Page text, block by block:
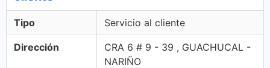
Tipo Servicio al cliente
Dirección
CRA 6 # 9 - 39 , GUACHUCAL -
NARIÑO